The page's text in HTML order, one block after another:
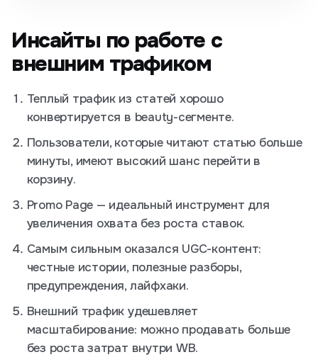
Инсайты по работе с
внешним трафиком
Теплый трафик из статей хорошо
конвертируется в beauty-сегменте.
Пользователи, которые читают статью больше
минуты, имеют высокий шанс перейти в
корзину.
Promo Page — идеальный инструмент для
увеличения охвата без роста ставок.
Самым сильным оказался UGC-контент:
честные истории, полезные разборы,
предупреждения, лайфхаки.
Внешний трафик удешевляет
масштабирование: можно продавать больше
без роста затрат внутри WB.